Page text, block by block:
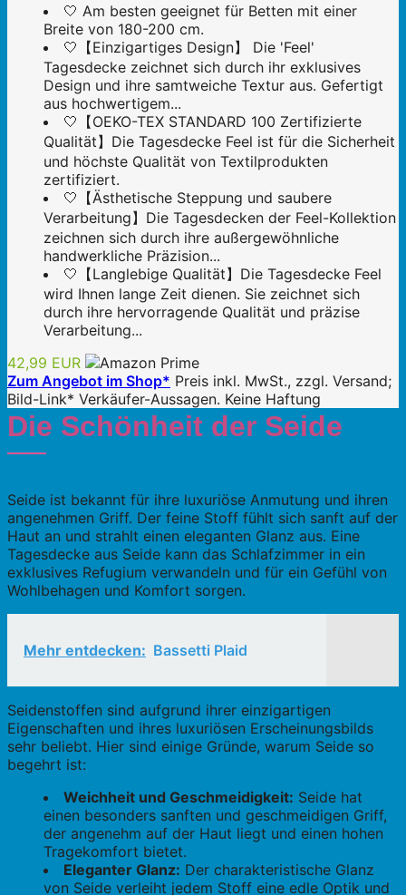
🤍 Am besten geeignet für Betten mit einer
Breite von 180-200 cm.
🤍【Einzigartiges Design】 Die 'Feel'
Tagesdecke zeichnet sich durch ihr exklusives
Design und ihre samtweiche Textur aus. Gefertigt
aus hochwertigem...
🤍【OEKO-TEX STANDARD 100 Zertifizierte
Qualität】Die Tagesdecke Feel ist für die Sicherheit
und höchste Qualität von Textilprodukten
zertifiziert.
🤍【Ästhetische Steppung und saubere
Verarbeitung】Die Tagesdecken der Feel-Kollektion
zeichnen sich durch ihre außergewöhnliche
handwerkliche Präzision...
🤍【Langlebige Qualität】Die Tagesdecke Feel
wird Ihnen lange Zeit dienen. Sie zeichnet sich
durch ihre hervorragende Qualität und präzise
Verarbeitung...
42,99 EUR
Zum Angebot im Shop* Preis inkl. MwSt., zzgl. Versand;
Bild-Link* Verkäufer-Aussagen. Keine Haftung
Die Schönheit der Seide
Seide ist bekannt für ihre luxuriöse Anmutung und ihren
angenehmen Griff. Der feine Stoff fühlt sich sanft auf der
Haut an und strahlt einen eleganten Glanz aus. Eine
Tagesdecke aus Seide kann das Schlafzimmer in ein
exklusives Refugium verwandeln und für ein Gefühl von
Wohlbehagen und Komfort sorgen.
Mehr entdecken: Bassetti Plaid
Seidenstoffen sind aufgrund ihrer einzigartigen
Eigenschaften und ihres luxuriösen Erscheinungsbilds
sehr beliebt. Hier sind einige Gründe, warum Seide so
begehrt ist:
Weichheit und Geschmeidigkeit: Seide hat
einen besonders sanften und geschmeidigen Griff,
der angenehm auf der Haut liegt und einen hohen
Tragekomfort bietet.
Eleganter Glanz: Der charakteristische Glanz
von Seide verleiht jedem Stoff eine edle Optik und